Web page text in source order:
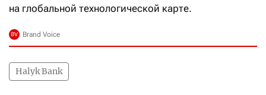
на глобальной технологической карте.
Halyk Bank